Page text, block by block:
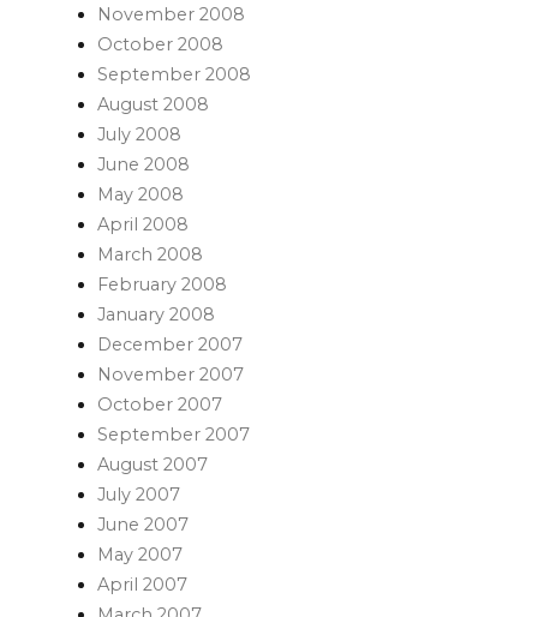
November 2008
October 2008
September 2008
August 2008
July 2008
June 2008
May 2008
April 2008
March 2008
February 2008
January 2008
December 2007
November 2007
October 2007
September 2007
August 2007
July 2007
June 2007
May 2007
April 2007